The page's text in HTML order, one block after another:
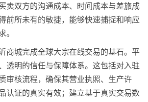
卖双方的沟通成本、时间成本与差旅成
前所未有的敏捷，能够快速捕捉和响应
。
商城完成全球大宗在线交易的基石。平
透明的信任与保障体系。这包括对入驻
审核流程，确保其营业执照、生产许
认证的真实有效；建立基于真实交易数